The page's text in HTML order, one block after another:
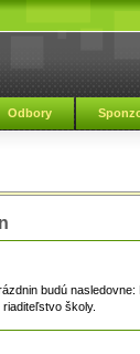
Odbory
budú
školy.